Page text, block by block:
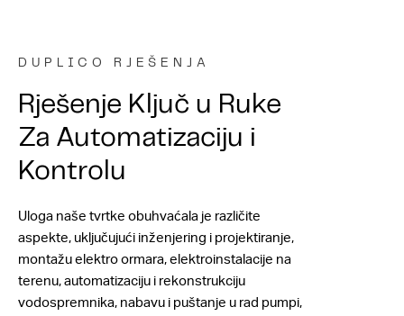
DUPLICO RJEŠENJA
Rješenje Ključ u Ruke
Za Automatizaciju i
Kontrolu
Uloga naše tvrtke obuhvaćala je različite
aspekte, uključujući inženjering i projektiranje,
montažu elektro ormara, elektroinstalacije na
terenu, automatizaciju i rekonstrukciju
vodospremnika, nabavu i puštanje u rad pumpi,